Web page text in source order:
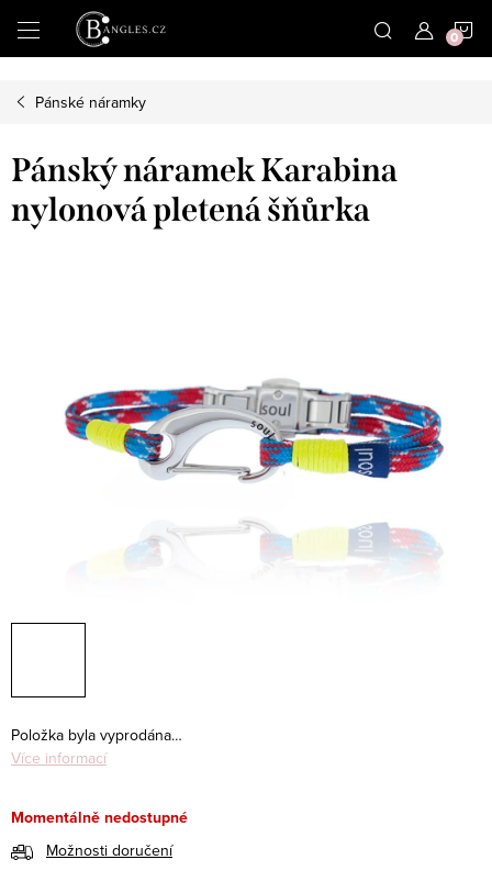
Přejít
na
Pánské náramky
Pánský náramek Karabina
nylonová pletená šňůrka
Položka byla vyprodána…
Více informací
Momentálně nedostupné
Možnosti doručení